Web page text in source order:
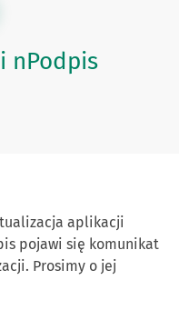
nPodpis
aplikacji
pojawi się komunikat
Prosimy o jej